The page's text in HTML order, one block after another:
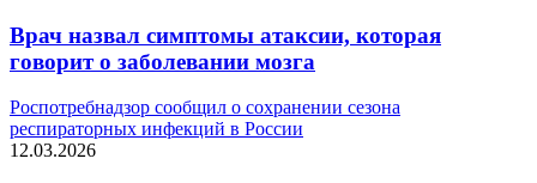
Врач назвал симптомы атаксии, которая
говорит о заболевании мозга
Роспотребнадзор сообщил о сохранении сезона
респираторных инфекций в России
12.03.2026